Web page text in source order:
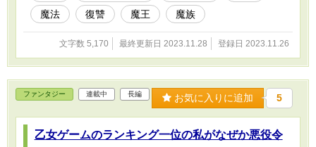
魔法
復讐 魔王 魔族
文字数 5,170 最終更新日 2023.11.28 登録日 2023.11.26
ファンタジー 連載中 長編 お気に入りに追加 5
乙女ゲームのランキング一位の私がなぜか悪役令